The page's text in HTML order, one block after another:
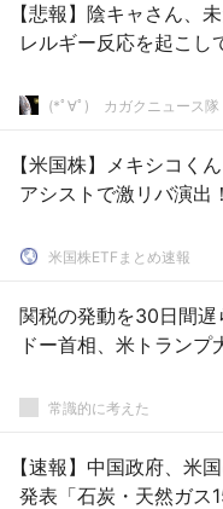
【悲報】陰キャさん、
レルギー反応を起こし
(*ﾟ∀ﾟ)ゞカガクニュース隊
【米国株】メキシコく
アシストで激リバ演出
米国株ETFまとめ速報
関税の発動を30日間
ドー首相、米トランプ
常識的に考えた
【速報】中国政府、米
発表「石炭・天然ガス